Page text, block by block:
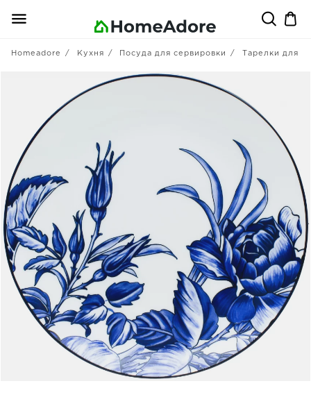
Homeadore Кухня Посуда для сервировки Тарелки для